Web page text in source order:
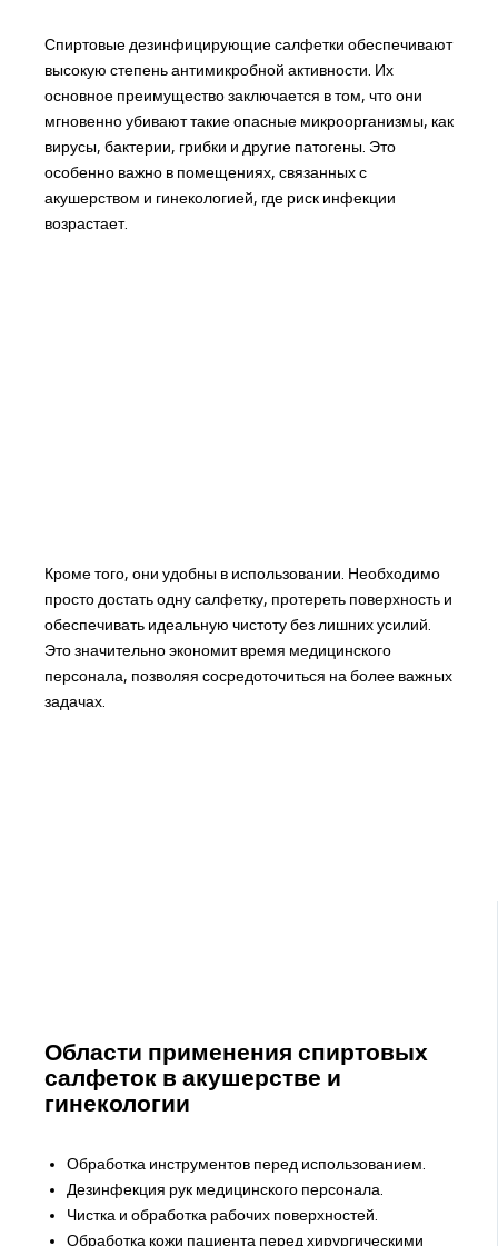
Спиртовые дезинфицирующие салфетки обеспечивают
высокую степень антимикробной активности. Их
основное преимущество заключается в том, что они
мгновенно убивают такие опасные микроорганизмы, как
вирусы, бактерии, грибки и другие патогены. Это
особенно важно в помещениях, связанных с
акушерством и гинекологией, где риск инфекции
возрастает.
Кроме того, они удобны в использовании. Необходимо
просто достать одну салфетку, протереть поверхность и
обеспечивать идеальную чистоту без лишних усилий.
Это значительно экономит время медицинского
персонала, позволяя сосредоточиться на более важных
задачах.
Области применения спиртовых
салфеток в акушерстве и
гинекологии
Обработка инструментов перед использованием.
Дезинфекция рук медицинского персонала.
Чистка и обработка рабочих поверхностей.
Обработка кожи пациента перед хирургическими